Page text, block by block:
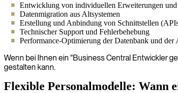
Entwicklung von individuellen Erweiterungen und
Datenmigration aus Altsystemen
Erstellung und Anbindung von Schnittstellen
Technischer Support und Fehlerbehebung
Performance-Optimierung der Datenbank und der
Wenn bei Ihnen ein "Business Central Entwickler
gestalten kann.
Flexible Personalmodelle: Wann